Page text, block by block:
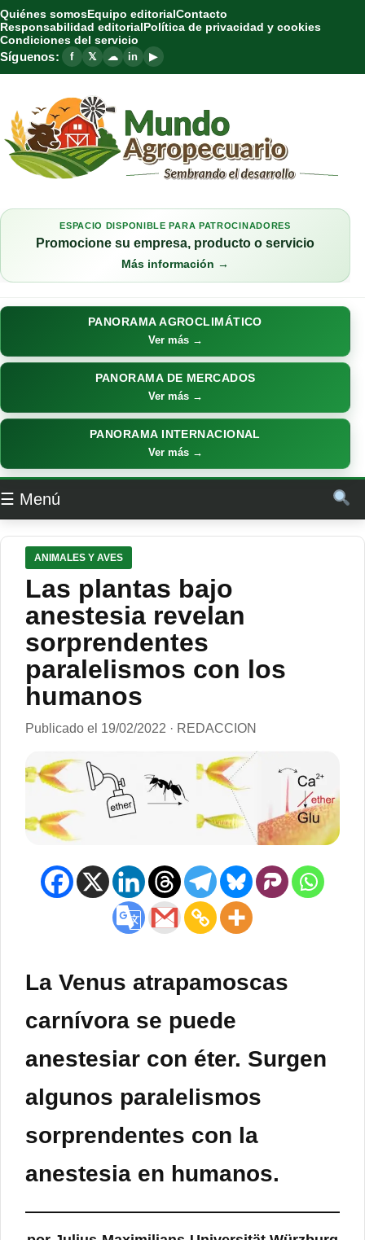
Quiénes somosEquipo editorialContacto
Responsabilidad editorialPolítica de privacidad y cookies
Condiciones del servicio
Síguenos: f 𝕏 ☁ in ▶
ESPACIO DISPONIBLE PARA PATROCINADORES
Promocione su empresa, producto o servicio
Más información →
PANORAMA AGROCLIMÁTICO
Ver más →
PANORAMA DE MERCADOS
Ver más →
PANORAMA INTERNACIONAL
Ver más →
☰ Menú
ANIMALES Y AVES
Las plantas bajo
anestesia revelan
sorprendentes
paralelismos con los
humanos
Publicado el 19/02/2022 · REDACCION
La Venus atrapamoscas
carnívora se puede
anestesiar con éter. Surgen
algunos paralelismos
sorprendentes con la
anestesia en humanos.